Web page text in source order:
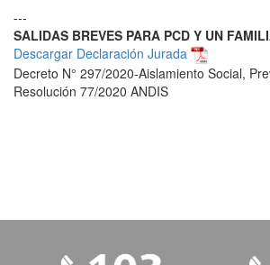
---
SALIDAS BREVES PARA PCD Y UN
Descargar Declaración Jurada
Decreto N° 297/2020-Aislamiento Social,
Resolución 77/2020 ANDIS